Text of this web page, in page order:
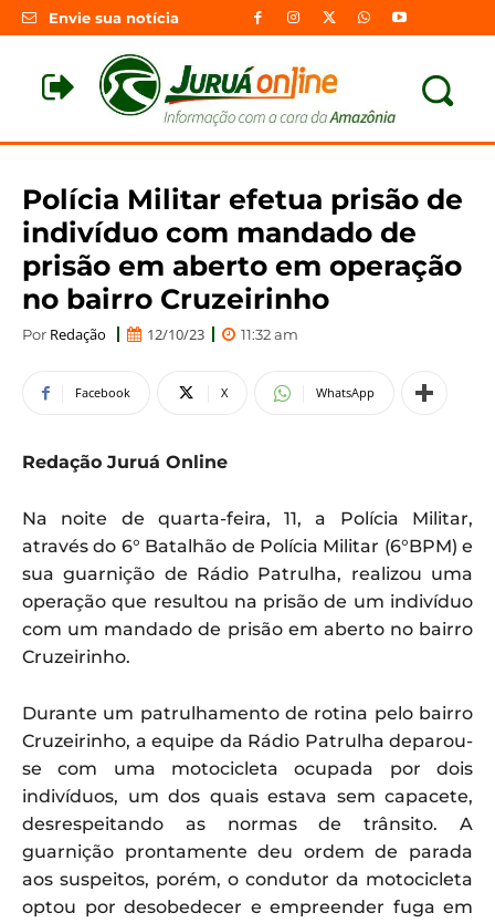
Envie sua notícia
Polícia Militar efetua prisão de
indivíduo com mandado de
prisão em aberto em operação
no bairro Cruzeirinho
Por Redação 12/10/23 11:32 am
Facebook X WhatsApp
Redação Juruá Online
Na noite de quarta-feira, 11, a Polícia Militar,
através do 6° Batalhão de Polícia Militar (6°BPM) e
sua guarnição de Rádio Patrulha, realizou uma
operação que resultou na prisão de um indivíduo
com um mandado de prisão em aberto no bairro
Cruzeirinho.
Durante um patrulhamento de rotina pelo bairro
Cruzeirinho, a equipe da Rádio Patrulha deparou-
se com uma motocicleta ocupada por dois
indivíduos, um dos quais estava sem capacete,
desrespeitando as normas de trânsito. A
guarnição prontamente deu ordem de parada
aos suspeitos, porém, o condutor da motocicleta
optou por desobedecer e empreender fuga em